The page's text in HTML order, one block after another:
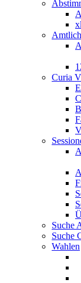
Curia
Suche
Suche
Wahlen